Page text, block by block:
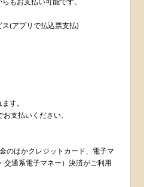
ス(アプリで払込票支払)
す。
支払いください。
のほかクレジットカード、電子マ
交通系電子マネー）決済がご利用